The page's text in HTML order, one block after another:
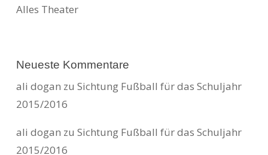
Alles Theater
Neueste Kommentare
ali dogan zu Sichtung Fußball für das Schuljahr
2015/2016
ali dogan zu Sichtung Fußball für das Schuljahr
2015/2016